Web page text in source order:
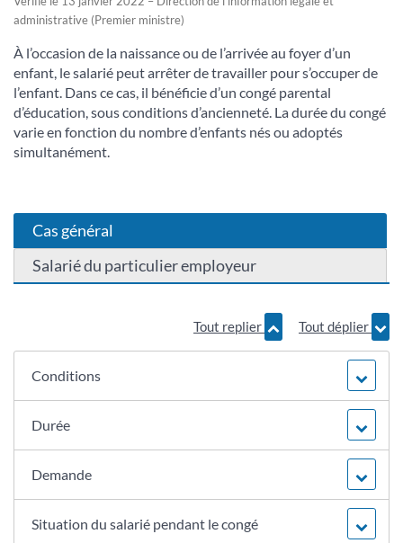
administrative (Premier ministre)
À l’occasion de la naissance ou de l’arrivée au foyer d’un
enfant, le salarié peut arrêter de travailler pour s’occuper de
l’enfant. Dans ce cas, il bénéficie d’un congé parental
d’éducation, sous conditions d’ancienneté. La durée du congé
varie en fonction du nombre d’enfants nés ou adoptés
simultanément.
Cas général
Salarié du particulier employeur
Tout replier Tout déplier
Conditions
Durée
Demande
Situation du salarié pendant le congé